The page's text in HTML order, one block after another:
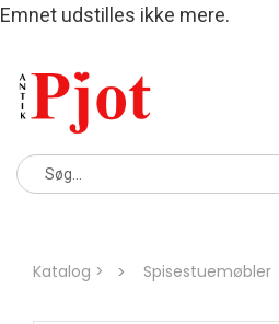
Emnet udstilles ikke mere.
Katalog > Spisestuemøbler